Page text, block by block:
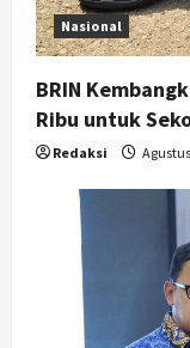
n Nasional
BRIN
Ribu untuk
Redaksi